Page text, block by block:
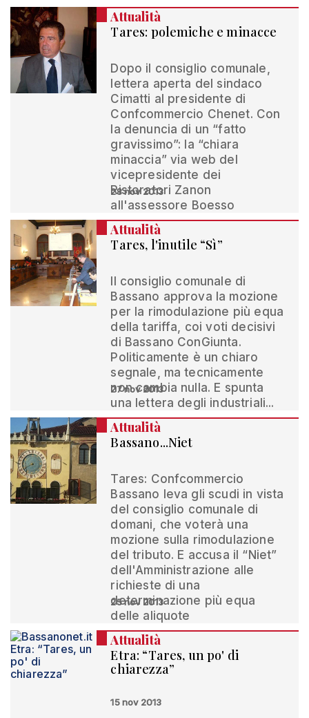
Attualità
Tares: polemiche e minacce
Dopo il consiglio comunale,
lettera aperta del sindaco
Cimatti al presidente di
Confcommercio Chenet. Con
la denuncia di un “fatto
gravissimo”: la “chiara
minaccia” via web del
vicepresidente dei
Ristoratori Zanon
all'assessore Boesso
28 nov 2013
Attualità
Tares, l'inutile “Sì”
Il consiglio comunale di
Bassano approva la mozione
per la rimodulazione più equa
della tariffa, coi voti decisivi
di Bassano ConGiunta.
Politicamente è un chiaro
segnale, ma tecnicamente
non cambia nulla. E spunta
una lettera degli industriali...
27 nov 2013
Attualità
Bassano...Niet
Tares: Confcommercio
Bassano leva gli scudi in vista
del consiglio comunale di
domani, che voterà una
mozione sulla rimodulazione
del tributo. E accusa il “Niet”
dell'Amministrazione alle
richieste di una
determinazione più equa
delle aliquote
25 nov 2013
Attualità
Etra: “Tares, un po' di
chiarezza”
15 nov 2013